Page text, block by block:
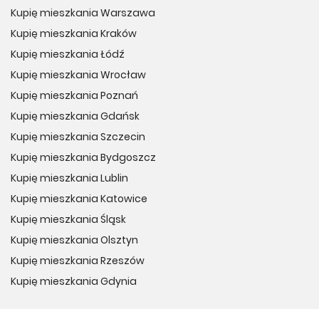
Kupię mieszkania Warszawa
Kupię mieszkania Kraków
Kupię mieszkania Łódź
Kupię mieszkania Wrocław
Kupię mieszkania Poznań
Kupię mieszkania Gdańsk
Kupię mieszkania Szczecin
Kupię mieszkania Bydgoszcz
Kupię mieszkania Lublin
Kupię mieszkania Katowice
Kupię mieszkania Śląsk
Kupię mieszkania Olsztyn
Kupię mieszkania Rzeszów
Kupię mieszkania Gdynia